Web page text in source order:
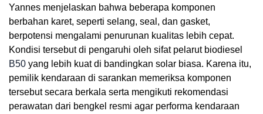
Yannes menjelaskan bahwa beberapa komponen
berbahan karet, seperti selang, seal, dan gasket,
berpotensi mengalami penurunan kualitas lebih cepat.
Kondisi tersebut di pengaruhi oleh sifat pelarut biodiesel
B50 yang lebih kuat di bandingkan solar biasa. Karena itu,
pemilik kendaraan di sarankan memeriksa komponen
tersebut secara berkala serta mengikuti rekomendasi
perawatan dari bengkel resmi agar performa kendaraan